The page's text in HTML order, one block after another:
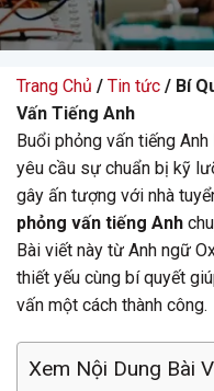
Trang Chủ / Tin tức / Bí
Vấn Tiếng Anh
Buổi phỏng vấn tiếng
yêu cầu sự chuẩn bị kỹ
gây ấn tượng với nhà
phỏng vấn tiếng Anh
Bài viết này từ Anh ngữ
thiết yếu cùng bí quyết
vấn một cách thành công.
Xem Nội Dung Bài